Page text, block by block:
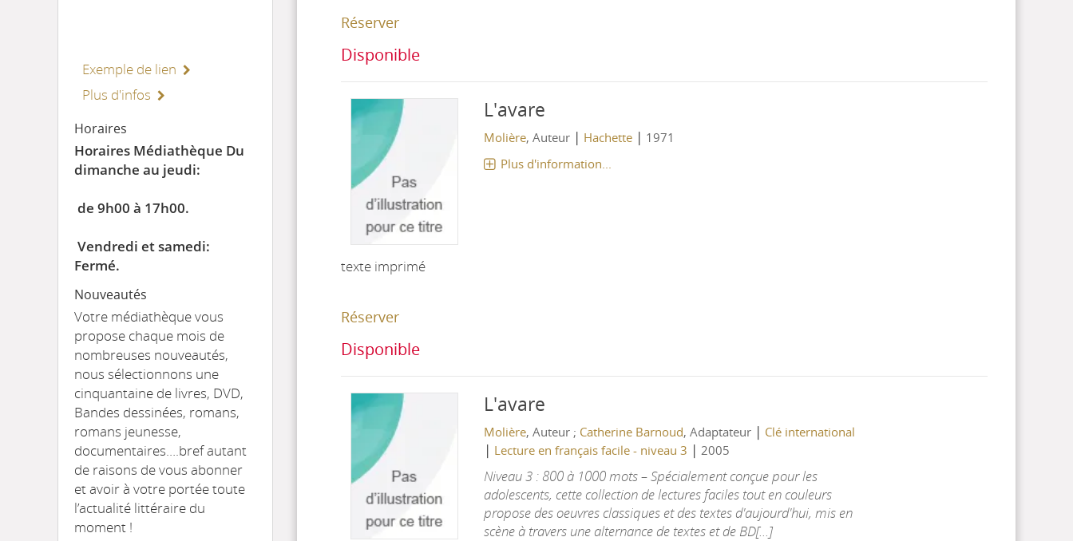
Réserver
Disponible
texte imprimé
L'avare
Molière, Auteur | Hachette| 1971
Plus d'information...
Réserver
Disponible
L'avare
Molière, Auteur ; Catherine Barnoud, Adaptateur | Clé international
| Lecture en français facile - niveau 3 | 2005
Niveau 3 : 800 à 1000 mots – Spécialement conçue pour les
adolescents, cette collection de lectures faciles tout en couleurs
propose des oeuvres classiques et des textes d'aujourd'hui, mis en
scène à travers une alternance de textes et de BD[...]
Exemple de lien
Plus d'infos
Horaires
Horaires Médiathèque Du
dimanche au jeudi:
de 9h00 à 17h00.
Vendredi et samedi:
Fermé.
Nouveautés
Votre médiathèque vous
propose chaque mois de
nombreuses nouveautés,
nous sélectionnons une
cinquantaine de livres, DVD,
Bandes dessinées, romans,
romans jeunesse,
documentaires….bref autant
de raisons de vous abonner
et avoir à votre portée toute
l’actualité littéraire du
moment !